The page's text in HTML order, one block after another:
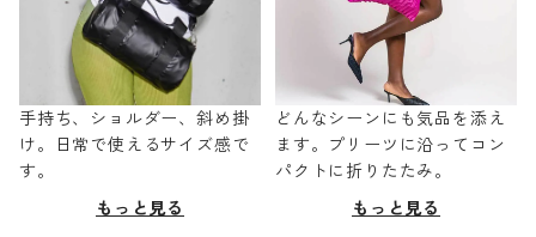
手持ち、ショルダー、斜め掛
け。日常で使えるサイズ感で
す。
もっと見る
どんなシーンにも気品を添え
ます。プリーツに沿ってコン
パクトに折りたたみ。
もっと見る